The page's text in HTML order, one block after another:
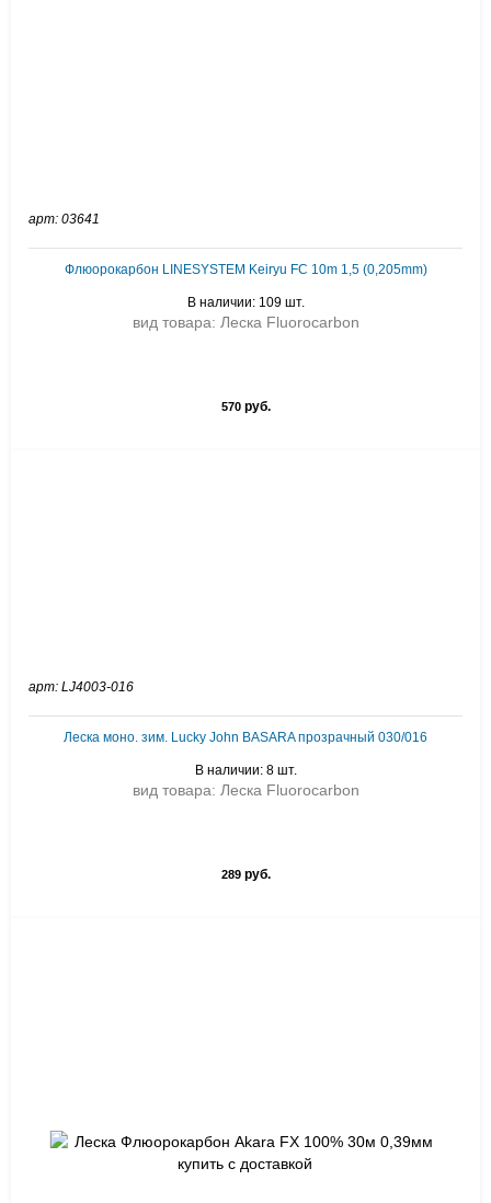
арт: 03641
Флюорокарбон LINESYSTEM Keiryu FC 10m 1,5 (0,205mm)
В наличии: 109 шт.
вид товара: Леска Fluorocarbon
570руб.
арт: LJ4003-016
Леска моно. зим. Lucky John BASARA прозрачный 030/016
В наличии: 8 шт.
вид товара: Леска Fluorocarbon
289руб.